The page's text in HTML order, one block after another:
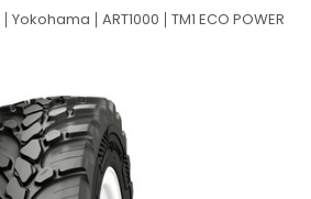
Yokohama ART1000 TM1 ECO POWER